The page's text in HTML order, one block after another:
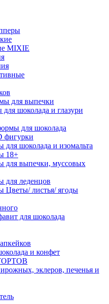
MIXIE
для выпечки
шоколада и глазури
для шоколада
фигурки
шоколада и изомальта
18+
для выпечки, муссовых
для леденцов
Цветы/ листья/ ягоды
для шоколада
и конфет
эклеров, печенья и